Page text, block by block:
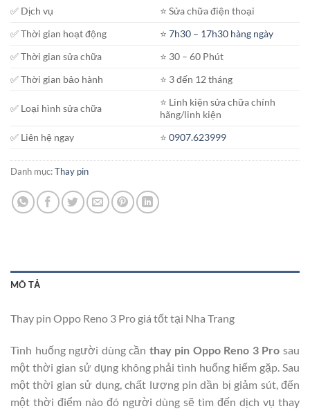
✅ Dịch vụ
⭐️ Sửa chữa điện thoại
✅ Thời gian hoạt động
⭐️7h30 – 17h30 hàng ngày
✅ Thời gian sửa chữa
⭐️ 30 – 60 Phút
✅ Thời gian bảo hành
⭐️ 3 đến 12 tháng
✅ Loại hình sửa chữa
⭐️ Linh kiện sửa chữa chính
hãng/linh kiện
✅ Liên hệ ngay
⭐️0907.623999
Danh mục:Thay pin
MÔ TẢ
Thay pin Oppo Reno 3 Pro giá tốt tại Nha Trang
Tình huống người dùng cần thay pin Oppo Reno 3 Pro sau
một thời gian sử dụng không phải tình huống hiếm gặp. Sau
một thời gian sử dụng, chất lượng pin dần bị giảm sút, đến
một thời điểm nào đó người dùng sẽ tìm đến dịch vụ thay